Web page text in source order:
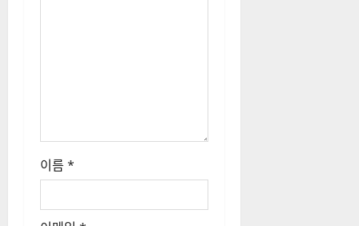
이름 *